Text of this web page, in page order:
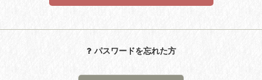
パスワードを忘れた方